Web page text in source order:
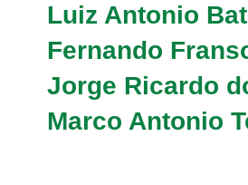
Luiz Antonio
Fernando
Jorge Ricardo
Marco Antonio